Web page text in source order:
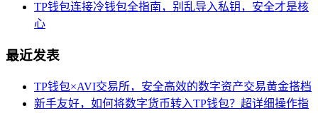
TP钱包连接冷钱包全指南，别乱导入私钥，安全才是核
心
最近发表
TP钱包×AVI交易所，安全高效的数字资产交易黄金搭档
新手友好，如何将数字货币转入TP钱包？超详细操作指